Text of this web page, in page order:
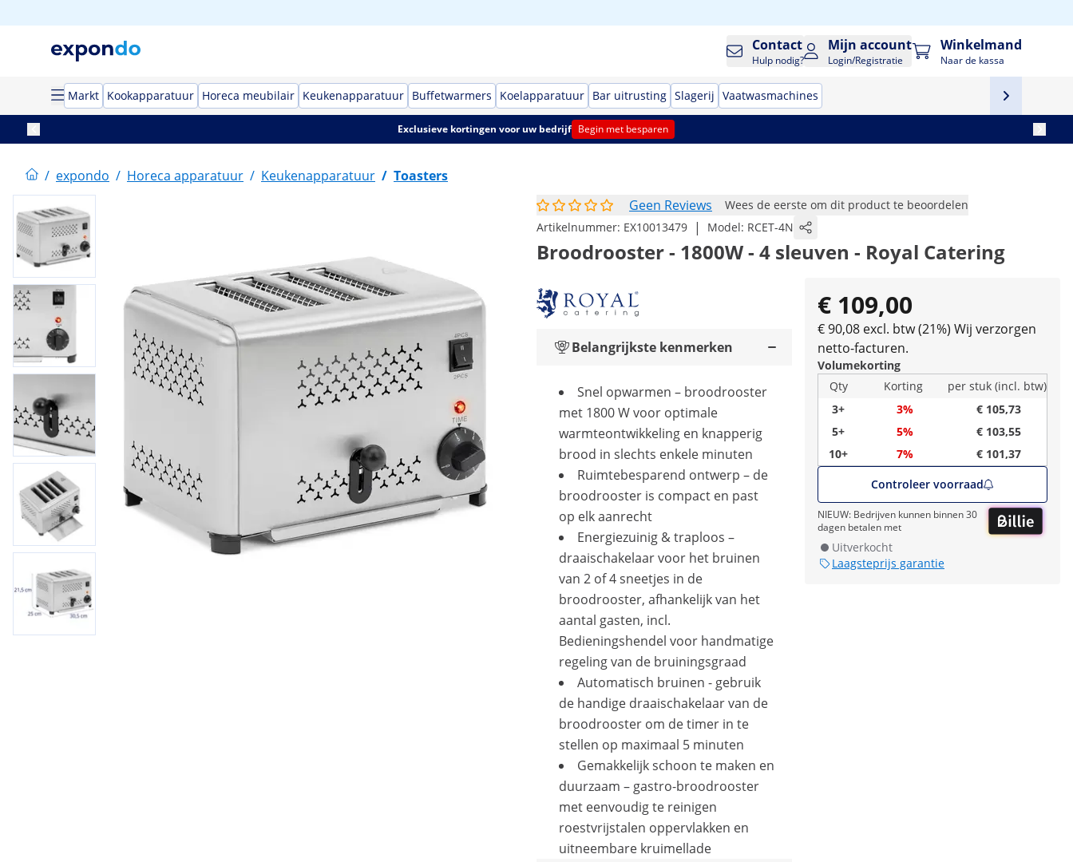
Contact
Hulp nodig?
Mijn account
Login/Registratie
Winkelmand
Naar de kassa
Markt Kookapparatuur Horeca meubilair Keukenapparatuur Buffetwarmers Koelapparatuur Bar uitrusting Slagerij Vaatwasmachines
Exclusieve kortingen voor uw bedrijf Begin met besparen
/ expondo / Horeca apparatuur / Keukenapparatuur / Toasters
Geen Reviews
Wees de eerste om dit product te beoordelen
Artikelnummer: EX10013479 | Model: RCET-4N
Broodrooster - 1800W - 4 sleuven - Royal Catering
€ 109,00
€ 90,08 excl. btw (21%) Wij verzorgen
netto-facturen.
Volumekorting
Qty
Korting
per stuk (incl. btw)
3+
3%
€ 105,73
5+
5%
€ 103,55
10+
7%
€ 101,37
Controleer voorraad
NIEUW: Bedrijven kunnen binnen 30
dagen betalen met
Uitverkocht
Laagsteprijs garantie
Belangrijkste kenmerken
Snel opwarmen – broodrooster
met 1800 W voor optimale
warmteontwikkeling en knapperig
brood in slechts enkele minuten
Ruimtebesparend ontwerp – de
broodrooster is compact en past
op elk aanrecht
Energiezuinig & traploos –
draaischakelaar voor het bruinen
van 2 of 4 sneetjes in de
broodrooster, afhankelijk van het
aantal gasten, incl.
Bedieningshendel voor handmatige
regeling van de bruiningsgraad
Automatisch bruinen - gebruik
de handige draaischakelaar van de
broodrooster om de timer in te
stellen op maximaal 5 minuten
Gemakkelijk schoon te maken en
duurzaam – gastro-broodrooster
met eenvoudig te reinigen
roestvrijstalen oppervlakken en
uitneembare kruimellade